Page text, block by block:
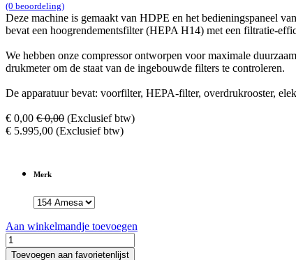
(0 beoordeling)
Deze machine is gemaakt van HDPE en het bedieningspaneel
bevat een hoogrendementsfilter (HEPA H14) met een filtratie-
We hebben onze compressor ontworpen voor maximale
drukmeter om de staat van de ingebouwde filters te controleren.
De apparatuur bevat: voorfilter, HEPA-filter, overdrukrooster,
€ 0,00 €0,00 (Exclusief btw)
€ 5.995,00 (Exclusief btw)
Merk
Aan winkelmandje toevoegen
Toevoegen aan favorietenlijst